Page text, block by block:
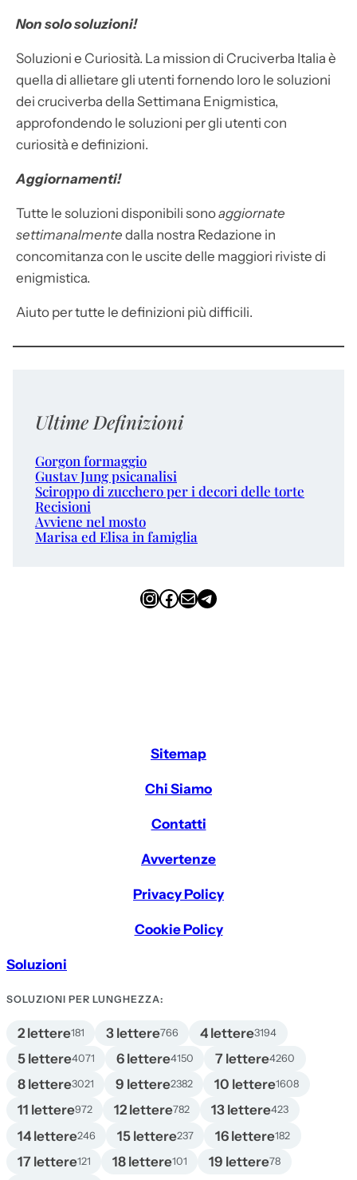
Non solo soluzioni!
Soluzioni e Curiosità. La mission di Cruciverba Italia è
quella di allietare gli utenti fornendo loro le soluzioni
dei cruciverba della Settimana Enigmistica,
approfondendo le soluzioni per gli utenti con
curiosità e definizioni.
Aggiornamenti!
Tutte le soluzioni disponibili sonoaggiornate
settimanalmente dalla nostra Redazione in
concomitanza con le uscite delle maggiori riviste di
enigmistica.
Aiuto per tutte le definizioni più difficili.
Ultime Definizioni
Gorgon formaggio
Gustav Jung psicanalisi
Sciroppo di zucchero per i decori delle torte
Recisioni
Avviene nel mosto
Marisa ed Elisa in famiglia
InstagramFacebook Email Telegram
Sitemap
Chi Siamo
Contatti
Avvertenze
Privacy Policy
Cookie Policy
Soluzioni
SOLUZIONI PER LUNGHEZZA:
2 lettere181 3 lettere766 4 lettere3194
5 lettere4071 6 lettere4150 7 lettere4260
8 lettere3021 9 lettere2382 10 lettere1608
11 lettere972 12 lettere782 13 lettere423
14 lettere246 15 lettere237 16 lettere182
17 lettere121 18 lettere101 19 lettere78